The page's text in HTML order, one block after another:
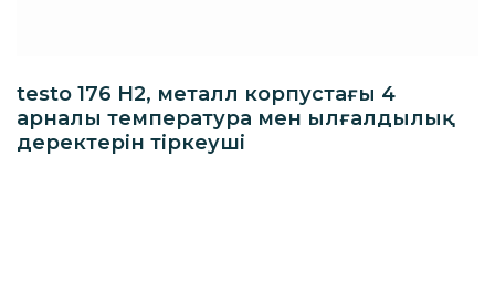
testo 176 H2, металл корпустағы 4
арналы температура мен ылғалдылық
деректерін тіркеуші